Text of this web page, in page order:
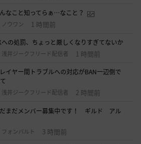
なこと知ってらぁ…なこと？
ノウワン 1 時間前
への処罰、ちょっと厳しくなりすぎてないか
浅井ジークフリード配信者 1 時間前
イヤー間トラブルへの対応がBAN一辺倒で
浅井ジークフリード配信者 2 時間前
まだメンバー募集中です！ ギルド アル
フォンバルト 3 時間前